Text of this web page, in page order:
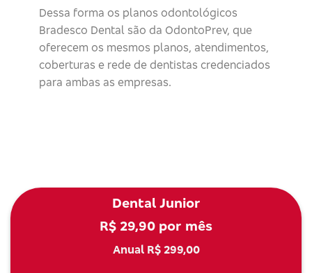
Dessa forma os planos odontológicos
Bradesco Dental são da OdontoPrev, que
oferecem os mesmos planos, atendimentos,
coberturas e rede de dentistas credenciados
para ambas as empresas.
Dental Junior
R$ 29,90 por mês
Anual R$ 299,00